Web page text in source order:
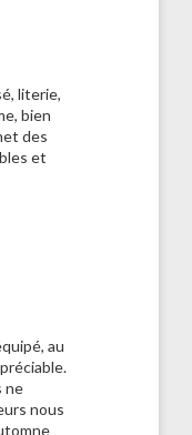
literie,
bien
des
et
au
ne
nous